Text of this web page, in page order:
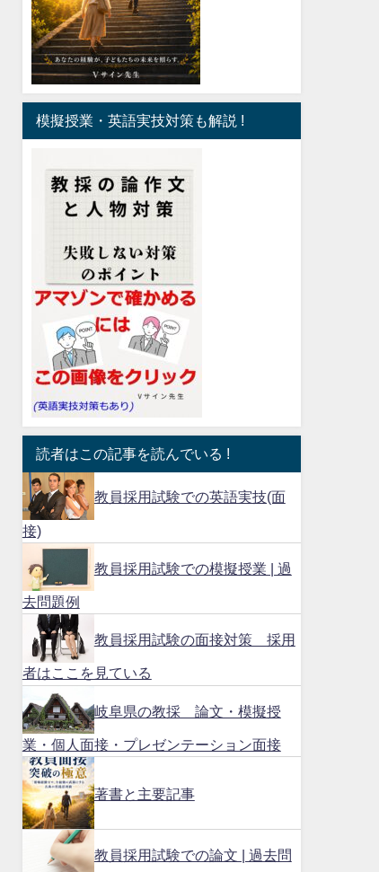
模擬授業・英語実技対策も解説 !
読者はこの記事を読んでいる !
教員採用試験での英語実技(面
接)
教員採用試験での模擬授業 | 過
去問題例
教員採用試験の面接対策 採用
者はここを見ている
岐阜県の教採 論文・模擬授
業・個人面接・プレゼンテーション面接
著書と主要記事
教員採用試験での論文 | 過去問